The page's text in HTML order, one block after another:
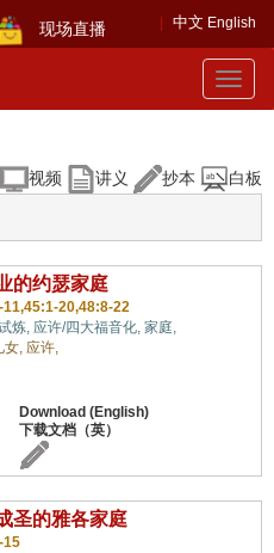
中文 English
现场直播
Toggle
视频 讲义 抄本 白板
的约瑟家庭
11,45:1-20,48:8-22
炼, 应许/四大福音化, 家庭,
女, 应许,
圣的雅各家庭
15